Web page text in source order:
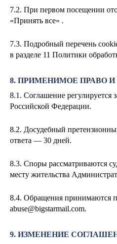
7.2. При первом посещении
«Принять все» .
7.3. Подробный перечень
в разделе 11 Политики
8. ПРИМЕНИМОЕ ПРАВО
8.1. Соглашение регулируется
Российской Федерации.
8.2. Досудебный
ответа — 30 дней.
8.3. Споры рассматриваются
месту жительства
8.4. Обращения принимаются
abuse@bigstarmail.com.
9. ИЗМЕНЕНИЕ